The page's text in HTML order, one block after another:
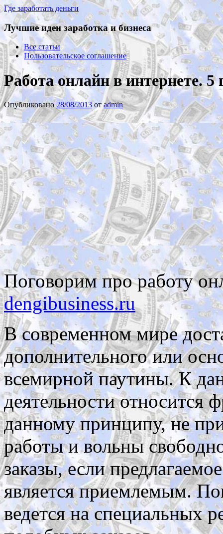
Где заработать деньги
Лучшие идеи заработка и бизнеса
Все статьи
Пользовательское соглашение
Работа онлайн в интернете.
Опубликовано28/08/2013 отadmin
Поговорим про работу
dengibusiness.ru
В современном мире
дополнительного или
всемирной паутины. К
деятельности
данному принципу, не
работы и вольны
заказы, если
является приемлемым.
ведется на специальных